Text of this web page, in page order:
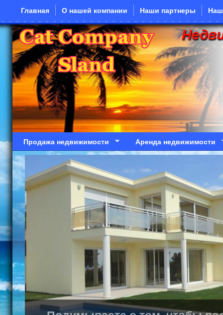
Перейти к основному содержанию
Главная О нашей компании Наши партнеры
Продажа недвижимости Аренда недвижимости